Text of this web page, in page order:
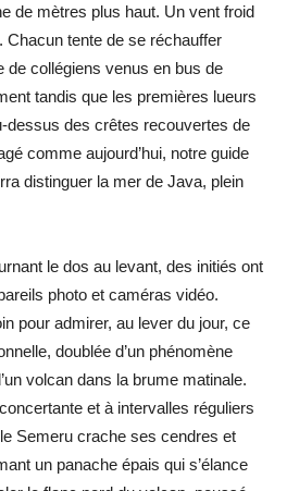
de mètres plus haut. Un vent froid
Chacun tente de se réchauffer
de collégiens venus en bus de
tandis que les premières lueurs
dessus des crêtes recouvertes de
comme aujourd’hui, notre guide
distinguer la mer de Java, plein
le dos au levant, des initiés ont
photo et caméras vidéo.
pour admirer, au lever du jour, ce
doublée d’un phénomène
volcan dans la brume matinale.
et à intervalles réguliers
Semeru crache ses cendres et
un panache épais qui s’élance